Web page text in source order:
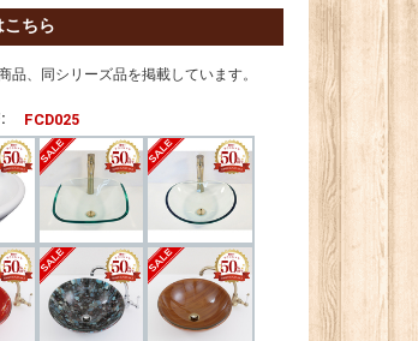
こちら
品、同シリーズ品を掲載しています。
FCD025